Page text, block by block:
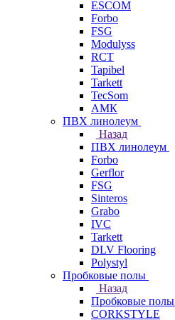
ESCOM
Forbo
FSG
Modulyss
RCT
Tapibel
Tarkett
TecSom
АМК
ПВХ линолеум
Назад
ПВХ линолеум
Forbo
Gerflor
FSG
Sinteros
Grabo
IVC
Tarkett
DLV Flooring
Polystyl
Пробковые полы
Назад
Пробковые полы
CORKSTYLE